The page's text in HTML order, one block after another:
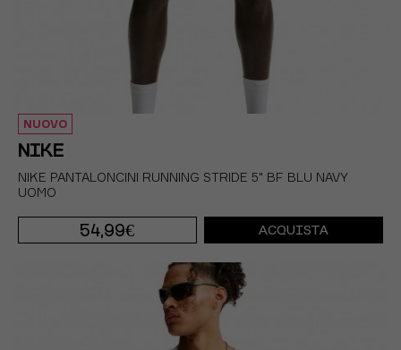
NUOVO
NIKE
NIKE PANTALONCINI RUNNING STRIDE 5" BF BLU NAVY
UOMO
54,99€
XL
ACQUISTA